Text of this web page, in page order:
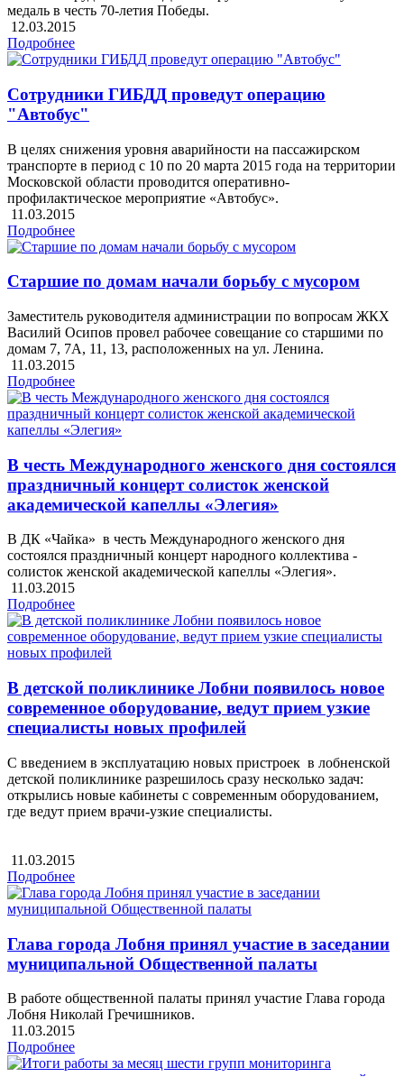
медаль в честь 70-летия Победы.
12.03.2015
Подробнее
Сотрудники ГИБДД проведут операцию
"Автобус"
В целях снижения уровня аварийности на пассажирском
транспорте в период с 10 по 20 марта 2015 года на территории
Московской области проводится оперативно-
профилактическое мероприятие «Автобус».
11.03.2015
Подробнее
Старшие по домам начали борьбу с мусором
Заместитель руководителя администрации по вопросам ЖКХ
Василий Осипов провел рабочее совещание со старшими по
домам 7, 7А, 11, 13, расположенных на ул. Ленина.
11.03.2015
Подробнее
В честь Международного женского дня состоялся
праздничный концерт солисток женской
академической капеллы «Элегия»
В ДК «Чайка» в честь Международного женского дня
состоялся праздничный концерт народного коллектива -
солисток женской академической капеллы «Элегия».
11.03.2015
Подробнее
В детской поликлинике Лобни появилось новое
современное оборудование, ведут прием узкие
специалисты новых профилей
С введением в эксплуатацию новых пристроек в лобненской
детской поликлинике разрешилось сразу несколько задач:
открылись новые кабинеты с современным оборудованием,
где ведут прием врачи-узкие специалисты.
11.03.2015
Подробнее
Глава города Лобня принял участие в заседании
муниципальной Общественной палаты
В работе общественной палаты принял участие Глава города
Лобня Николай Гречишников.
11.03.2015
Подробнее